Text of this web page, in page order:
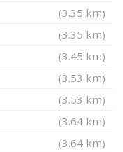
(3.35 km)
(3.35 km)
(3.45 km)
(3.53 km)
(3.53 km)
(3.64 km)
(3.64 km)